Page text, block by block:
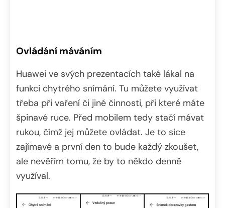
Ovládání máváním
Huawei ve svých prezentacích také lákal na
funkci chytrého snímání. Tu můžete využívat
třeba při vaření či jiné činnosti, při které máte
špinavé ruce. Před mobilem tedy stačí mávat
rukou, čímž jej můžete ovládat. Je to sice
zajímavé a první den to bude každý zkoušet,
ale nevěřím tomu, že by to někdo denně
využíval.